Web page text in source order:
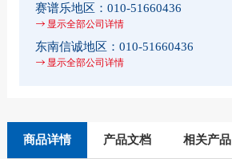
赛谱乐地区： 010-51660436
显示全部公司详情
东南信诚地区： 010-51660436
显示全部公司详情
商品详情 产品文档 相关产品